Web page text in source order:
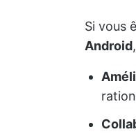
Si vous
Android